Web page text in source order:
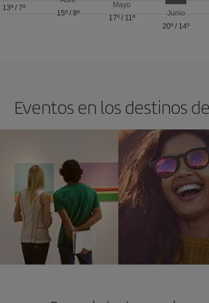
13º /7º
15º/ 9º
Mayo
17º / 11º
Junio
20º / 14º
Eventos en los destinos